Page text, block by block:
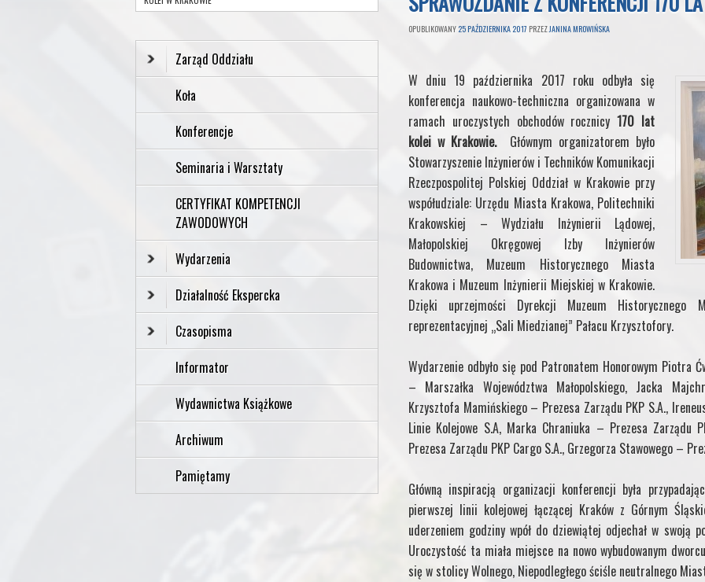
OPUBLIKOWANY 25 PAŹDZIERNIKA 2017 PRZEZJANINA MROWIŃSKA
W dniu 19 października 2017 roku odbyła się
konferencja naukowo-techniczna organizowana w
ramach uroczystych obchodów rocznicy170 lat
kolei w Krakowie.Głównym organizatorem było
Stowarzyszenie Inżynierów i Techników Komunikacji
Rzeczpospolitej Polskiej Oddział w Krakowie przy
współudziale: Urzędu Miasta Krakowa, Politechniki
Krakowskiej – Wydziału Inżynierii Lądowej,
Małopolskiej Okręgowej Izby Inżynierów
Budownictwa, Muzeum Historycznego Miasta
Krakowa i Muzeum Inżynierii Miejskiej w Krakowie.
Dzięki uprzejmości Dyrekcji Muzeum Historycznego
reprezentacyjnej „Sali Miedzianej” Pałacu Krzysztofory.
Wydarzenie odbyło się pod Patronatem Honorowym Piotra
– Marszałka Województwa Małopolskiego, Jacka
Krzysztofa Mamińskiego – Prezesa Zarządu PKP S.A.,
Linie Kolejowe S.A, Marka Chraniuka – Prezesa Zarządu
Prezesa Zarządu PKP Cargo S.A., Grzegorza Stawowego –
Główną inspiracją organizacji konferencji była
pierwszej linii kolejowej łączącej Kraków z Górnym
uderzeniem godziny wpół do dziewiątej odjechał w swoją
Uroczystość ta miała miejsce na nowo wybudowanym
się w stolicy Wolnego, Niepodległego ściśle neutralnego
Zarząd Oddziału
Koła
Konferencje
Seminaria i Warsztaty
CERTYFIKAT KOMPETENCJI
ZAWODOWYCH
Wydarzenia
Działalność Ekspercka
Czasopisma
Informator
Wydawnictwa Książkowe
Archiwum
Pamiętamy